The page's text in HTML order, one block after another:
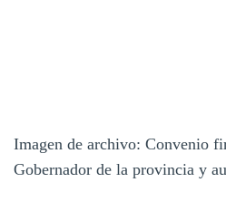
Imagen de archivo: Convenio
Gobernador de la provincia y